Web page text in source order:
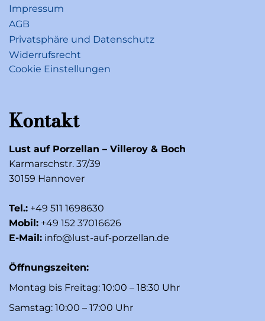
Impressum
AGB
Privatsphäre und Datenschutz
Widerrufsrecht
Cookie Einstellungen
Kontakt
Lust auf Porzellan – Villeroy & Boch
Karmarschstr. 37/39
30159 Hannover
Tel.: +49 511 1698630
Mobil: +49 152 37016626
E-Mail: info@lust-auf-porzellan.de
Öffnungszeiten:
Montag bis Freitag: 10:00 – 18:30 Uhr
Samstag: 10:00 – 17:00 Uhr